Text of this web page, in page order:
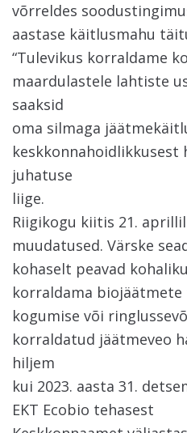
võrreldes
aastase käitlusmahu
“Tulevikus korraldame
maardulastele lahtiste
saaksid
oma silmaga
keskkonnahoidlikkusest
juhatuse
liige.
Riigikogu kiitis 21.
muudatused. Värske
kohaselt peavad
korraldama
kogumise või
korraldatud jäätmeveo
hiljem
kui 2023. aasta 31.
EKT Ecobio tehasest